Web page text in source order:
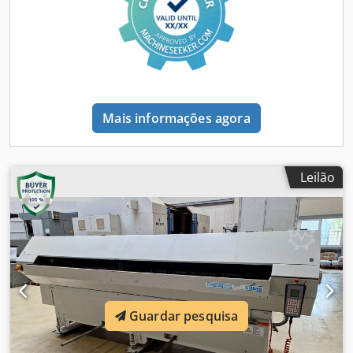
Alimentação V / A / Hz 400 - 32 - 50/60 Dimensões
(incluindo filtro) mm 3385 x 1435 x 2225 Peso (incl. filtro) kg
4300 Sujeito a alterações. As informações contidas em
nossa oferta e na confirmação do pedido são decisivas.
Mais informações agora
Leilão
Guardar pesquisa